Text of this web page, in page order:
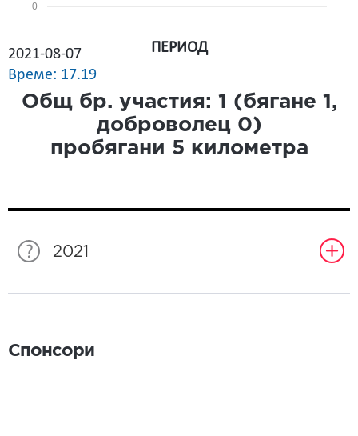
0
2021-08-07
Време: 17.19
ПЕРИОД
Общ бр. участия: 1 (бягане 1 ,
доброволец 0)
пробягани 5 километра
2021
Спонсори